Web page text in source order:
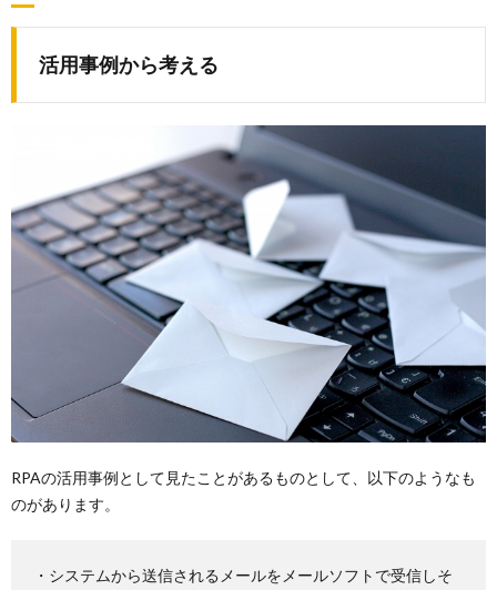
活用事例から考える
RPAの活用事例として見たことがあるものとして、以下のようなも
のがあります。
・システムから送信されるメールをメールソフトで受信しそ